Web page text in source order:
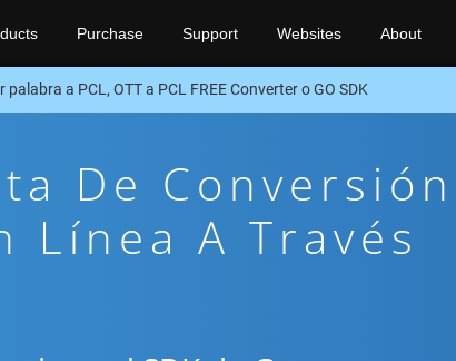
Purchase Support Websites About
palabra a PCL, OTT a PCL FREE Converter o GO SDK
De Conversión
Línea A Través